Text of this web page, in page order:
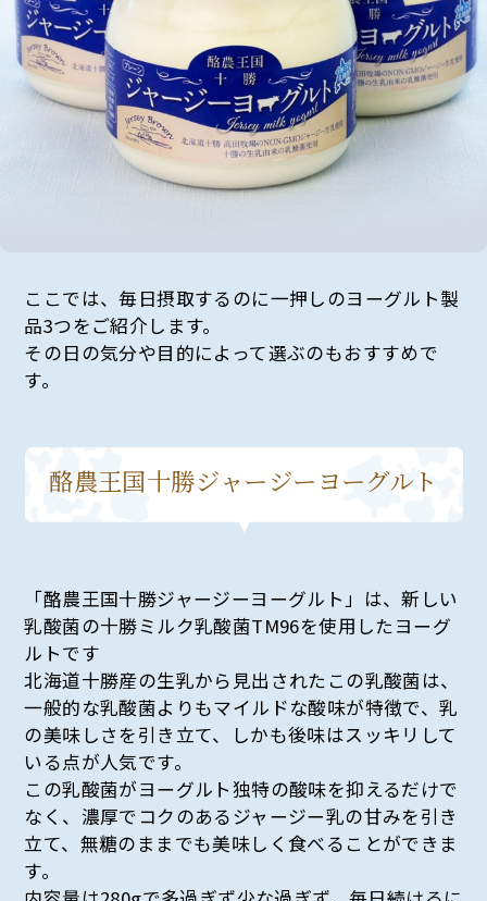
ここでは、毎日摂取するのに一押しのヨーグルト製
品3つをご紹介します。
その日の気分や目的によって選ぶのもおすすめで
す。
酪農王国十勝ジャージーヨーグルト
「酪農王国十勝ジャージーヨーグルト」は、新しい
乳酸菌の十勝ミルク乳酸菌TM96を使用したヨーグ
ルトです
北海道十勝産の生乳から見出されたこの乳酸菌は、
一般的な乳酸菌よりもマイルドな酸味が特徴で、乳
の美味しさを引き立て、しかも後味はスッキリして
いる点が人気です。
この乳酸菌がヨーグルト独特の酸味を抑えるだけで
なく、濃厚でコクのあるジャージー乳の甘みを引き
立て、無糖のままでも美味しく食べることができま
す。